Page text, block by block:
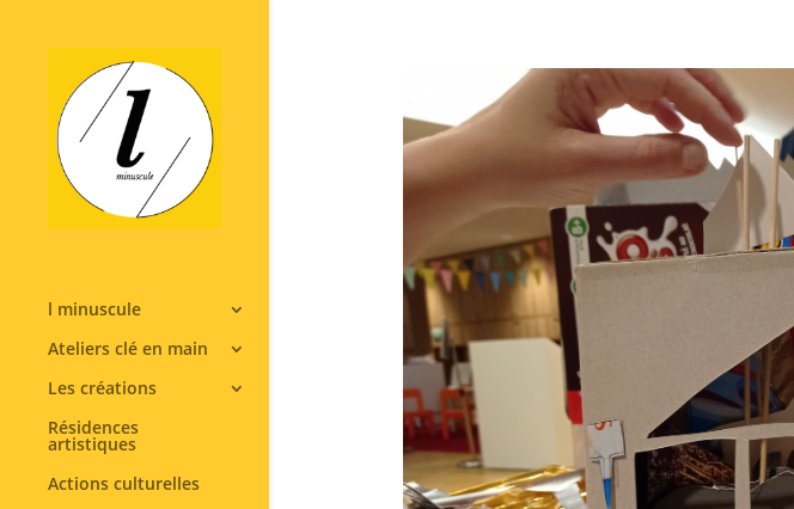
l minuscule
Ateliers clé en main
Les créations
Résidences
artistiques
Actions culturelles